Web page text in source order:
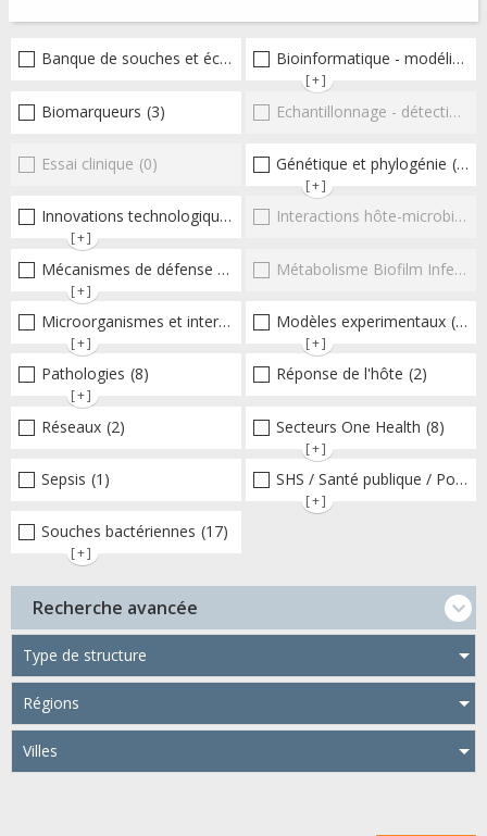
Banque de souches et échantillons (1)
Bioinformatique - modélisation - structure
[+]
Biomarqueurs (3) Echantillonnage - détection et diagnostic
Essai clinique (0) Génétique et phylogénie (3)
[+]
Innovations technologiques et omiques (8)
[+]
Interactions hôte-microbioteEntérocoques
Mécanismes de défense microbiens (36)
[+]
Métabolisme Biofilm Infections respiratoires
Microorganismes et interactions/réponse de l'hôte (31)
[+]
Modèles experimentaux (11)
[+]
Pathologies (8)
[+]
Réponse de l'hôte (2)
Réseaux (2) Secteurs One Health (8)
[+]
Sepsis (1) SHS / Santé publique / Politiques publiques / socio-économie
[+]
Souches bactériennes (17)
[+]
Recherche avancée
Type de structure
Régions
Villes